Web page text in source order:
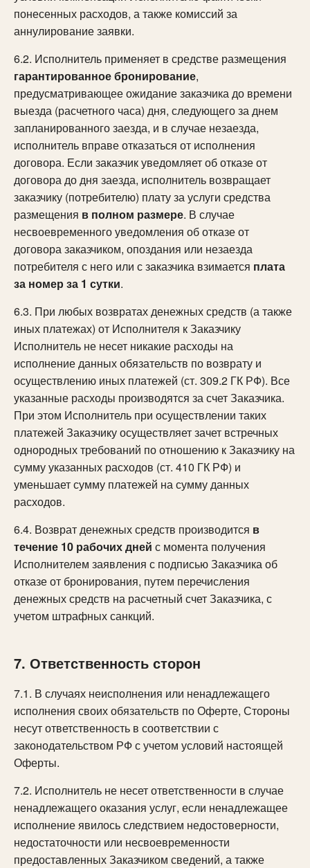
понесенных расходов, а также комиссий за
аннулирование заявки.
6.2. Исполнитель применяет в средстве размещения
гарантированное бронирование,
предусматривающее ожидание заказчика до времени
выезда (расчетного часа) дня, следующего за днем
запланированного заезда, и в случае незаезда,
исполнитель вправе отказаться от исполнения
договора. Если заказчик уведомляет об отказе от
договора до дня заезда, исполнитель возвращает
заказчику (потребителю) плату за услуги средства
размещения в полном размере. В случае
несвоевременного уведомления об отказе от
договора заказчиком, опоздания или незаезда
потребителя с него или с заказчика взимается плата
за номер за 1 сутки.
6.3. При любых возвратах денежных средств (а также
иных платежах) от Исполнителя к Заказчику
Исполнитель не несет никакие расходы на
исполнение данных обязательств по возврату и
осуществлению иных платежей (ст. 309.2 ГК РФ). Все
указанные расходы производятся за счет Заказчика.
При этом Исполнитель при осуществлении таких
платежей Заказчику осуществляет зачет встречных
однородных требований по отношению к Заказчику на
сумму указанных расходов (ст. 410 ГК РФ) и
уменьшает сумму платежей на сумму данных
расходов.
6.4. Возврат денежных средств производится в
течение 10 рабочих дней с момента получения
Исполнителем заявления с подписью Заказчика об
отказе от бронирования, путем перечисления
денежных средств на расчетный счет Заказчика, с
учетом штрафных санкций.
7. Ответственность сторон
7.1. В случаях неисполнения или ненадлежащего
исполнения своих обязательств по Оферте, Стороны
несут ответственность в соответствии с
законодательством РФ с учетом условий настоящей
Оферты.
7.2. Исполнитель не несет ответственности в случае
ненадлежащего оказания услуг, если ненадлежащее
исполнение явилось следствием недостоверности,
недостаточности или несвоевременности
предоставленных Заказчиком сведений, а также